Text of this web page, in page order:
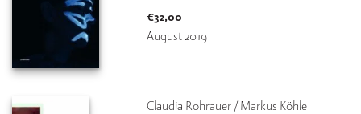
e
€32,00
August 2019
Claudia Rohrauer / Markus Köhle